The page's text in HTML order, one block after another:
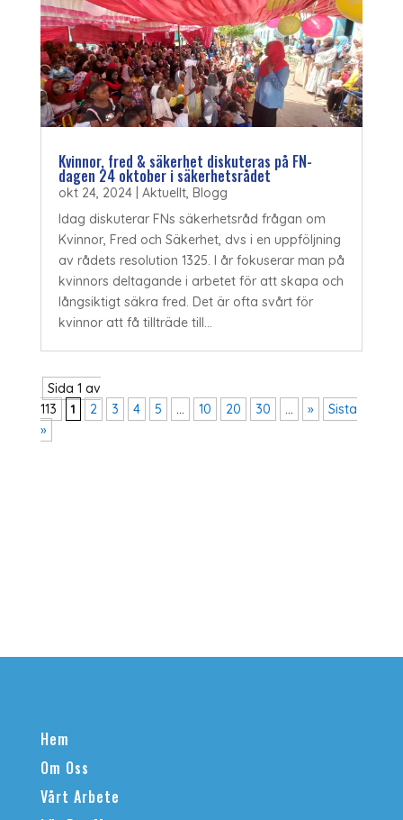
Kvinnor, fred & säkerhet diskuteras på FN-
dagen 24 oktober i säkerhetsrådet
okt 24, 2024| Aktuellt, Blogg
Idag diskuterar FNs säkerhetsråd frågan om
Kvinnor, Fred och Säkerhet, dvs i en uppföljning
av rådets resolution 1325. I år fokuserar man på
kvinnors deltagande i arbetet för att skapa och
långsiktigt säkra fred. Det är ofta svårt för
kvinnor att få tillträde till...
Sida 1 av
113
1 2 3 4 5 ... 10 20 30 ... »
Sista
»
Hem
Om Oss
Vårt Arbete